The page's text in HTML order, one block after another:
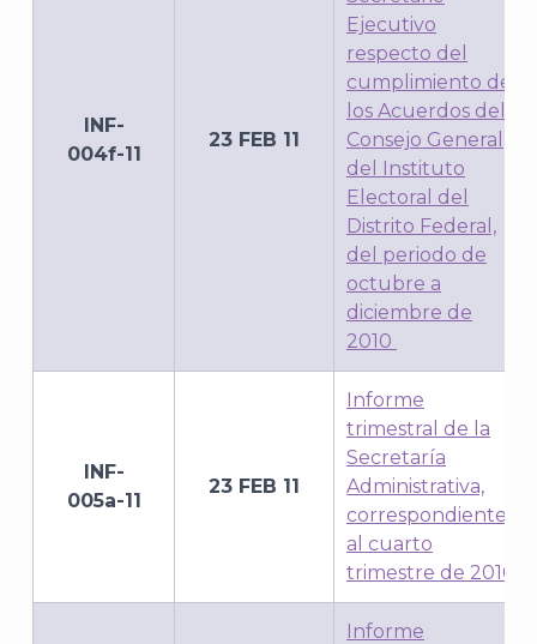
INF-
004f-11
23 FEB 11
Ejecutivo
respecto del
cumplimiento de
los Acuerdos del
Consejo General
del Instituto
Electoral del
Distrito Federal,
del periodo de
octubre a
diciembre de
2010
INF-
005a-11
23 FEB 11
Informe
trimestral de la
Secretaría
Administrativa,
correspondiente
al cuarto
trimestre de 2010
Informe